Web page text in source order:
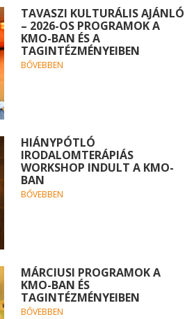
TAVASZI KULTURÁLIS AJÁNLÓ
– 2026-OS PROGRAMOK A
KMO-BAN ÉS A
TAGINTÉZMÉNYEIBEN
BŐVEBBEN
HIÁNYPÓTLÓ
IRODALOMTERÁPIÁS
WORKSHOP INDULT A KMO-
BAN
BŐVEBBEN
MÁRCIUSI PROGRAMOK A
KMO-BAN ÉS
TAGINTÉZMÉNYEIBEN
BŐVEBBEN